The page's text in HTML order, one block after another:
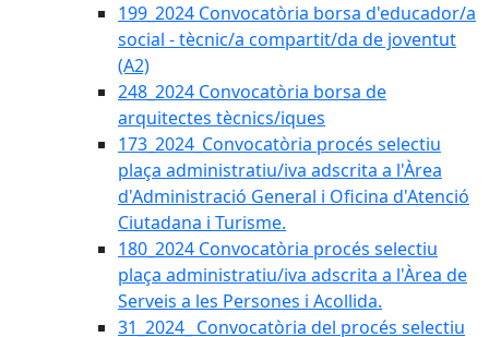
199_2024 Convocatòria borsa d'educador/a
social - tècnic/a compartit/da de joventut
(A2)
248_2024 Convocatòria borsa de
arquitectes tècnics/iques
173_2024_Convocatòria procés selectiu
plaça administratiu/iva adscrita a l'Àrea
d'Administració General i Oficina d'Atenció
Ciutadana i Turisme.
180_2024 Convocatòria procés selectiu
plaça administratiu/iva adscrita a l'Àrea de
Serveis a les Persones i Acollida.
31_2024_ Convocatòria del procés selectiu